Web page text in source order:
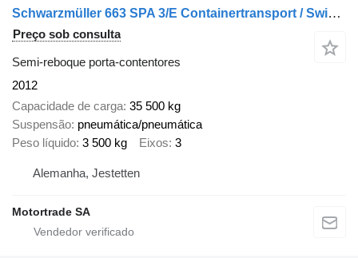
Schwarzmüller 663 SPA 3/E Containertransport / Swiss-Vehicle
Preço sob consulta
Semi-reboque porta-contentores
2012
Capacidade de carga 35 500 kg
Suspensão pneumática/pneumática
Peso líquido 3 500 kg Eixos 3
Alemanha, Jestetten
Motortrade SA